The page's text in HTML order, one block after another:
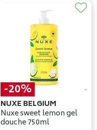
-20%
NUXE BELGIUM
Nuxe sweet lemon gel
douche 750ml